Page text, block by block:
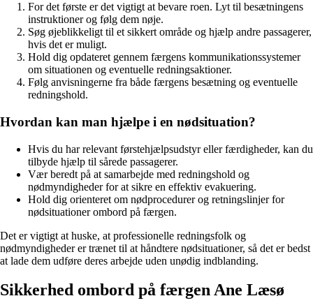
For det første er det vigtigt at bevare roen. Lyt til besætningens
instruktioner og følg dem nøje.
Søg øjeblikkeligt til et sikkert område og hjælp andre passagerer,
hvis det er muligt.
Hold dig opdateret gennem færgens kommunikationssystemer
om situationen og eventuelle redningsaktioner.
Følg anvisningerne fra både færgens besætning og eventuelle
redningshold.
Hvordan kan man hjælpe i en nødsituation?
Hvis du har relevant førstehjælpsudstyr eller færdigheder, kan du
tilbyde hjælp til sårede passagerer.
Vær beredt på at samarbejde med redningshold og
nødmyndigheder for at sikre en effektiv evakuering.
Hold dig orienteret om nødprocedurer og retningslinjer for
nødsituationer ombord på færgen.
Det er vigtigt at huske, at professionelle redningsfolk og
nødmyndigheder er trænet til at håndtere nødsituationer, så det er bedst
at lade dem udføre deres arbejde uden unødig indblanding.
Sikkerhed ombord på færgen Ane Læsø